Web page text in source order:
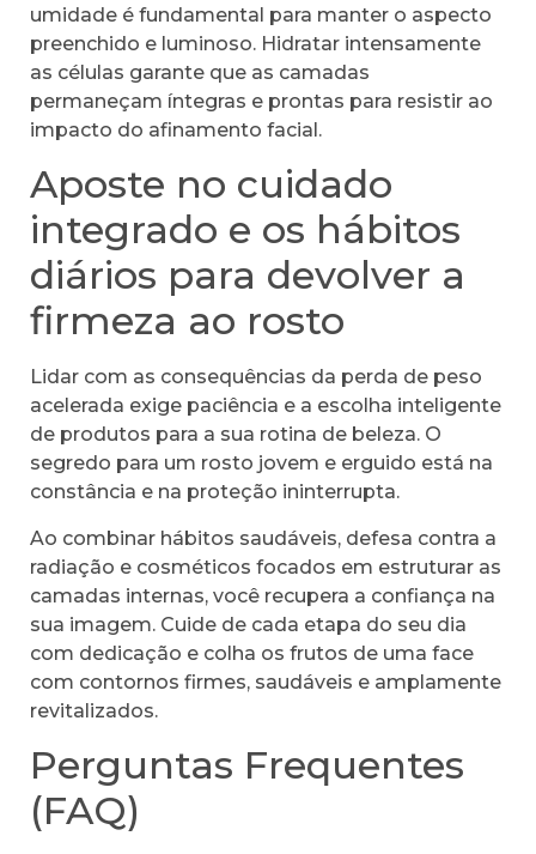
umidade é fundamental para manter o aspecto
preenchido e luminoso. Hidratar intensamente
as células garante que as camadas
permaneçam íntegras e prontas para resistir ao
impacto do afinamento facial.
Aposte no cuidado
integrado e os hábitos
diários para devolver a
firmeza ao rosto
Lidar com as consequências da perda de peso
acelerada exige paciência e a escolha inteligente
de produtos para a sua rotina de beleza. O
segredo para um rosto jovem e erguido está na
constância e na proteção ininterrupta.
Ao combinar hábitos saudáveis, defesa contra a
radiação e cosméticos focados em estruturar as
camadas internas, você recupera a confiança na
sua imagem. Cuide de cada etapa do seu dia
com dedicação e colha os frutos de uma face
com contornos firmes, saudáveis e amplamente
revitalizados.
Perguntas Frequentes
(FAQ)